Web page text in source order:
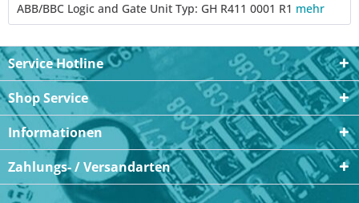
ABB/BBC Logic and Gate Unit Typ: GH R411 0001 R1 mehr
Service Hotline
Shop Service
Informationen
Zahlungs- / Versandarten